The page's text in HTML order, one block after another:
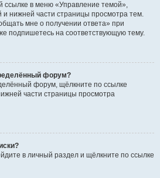
ссылке в меню «Управление темой»,
и нижней части страницы просмотра тем.
мне о получении ответа» при
подпишетесь на соответствующую тему.
форум?
форум, щёлкните по ссылке
части страницы просмотра
в личный раздел и щёлкните по ссылке